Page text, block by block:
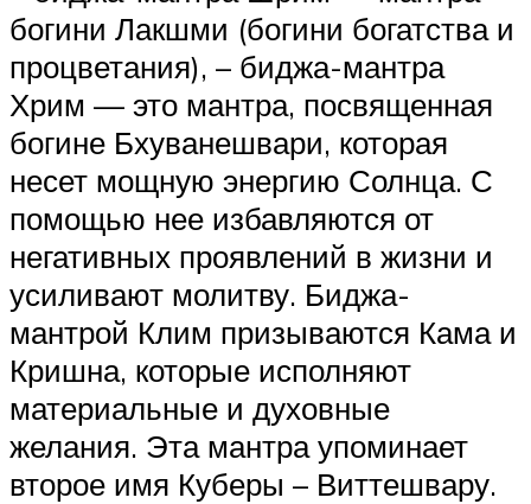
богини Лакшми (богини богатства и
процветания), – биджа-мантра
Хрим — это мантра, посвященная
богине Бхуванешвари, которая
несет мощную энергию Солнца. С
помощью нее избавляются от
негативных проявлений в жизни и
усиливают молитву. Биджа-
мантрой Клим призываются Кама и
Кришна, которые исполняют
материальные и духовные
желания. Эта мантра упоминает
второе имя Куберы – Виттешвару.